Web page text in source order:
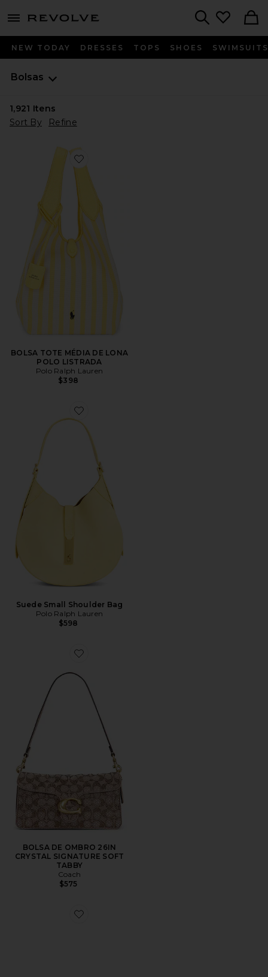
menu - shows more content
NEW TODAY DRESSES TOPS SHOES SWIMSUITS
Bolsas
1,921 Itens
Sort By
Refine
Favorite BOLSA TOTE MÉDIA DE LONA POLO
BOLSA TOTE MÉDIA DE LONA
POLO LISTRADA
Polo Ralph Lauren
$398
Favorite Suede Small Shoulder Bag
Suede Small Shoulder Bag
Polo Ralph Lauren
$598
Favorite BOLSA DE OMBRO 26IN CRYSTAL
BOLSA DE OMBRO 26IN
CRYSTAL SIGNATURE SOFT
TABBY
Coach
$575
Favorite Vienna Clutch